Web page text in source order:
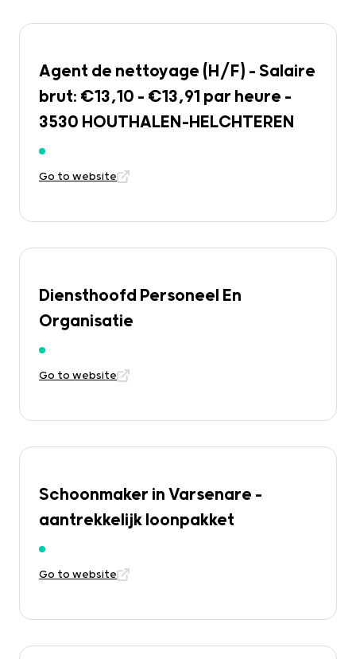
Agent de nettoyage (H/F) – Salaire
brut: €13,10 – €13,91 par heure –
3530 HOUTHALEN-HELCHTEREN
Go to website
Diensthoofd Personeel En
Organisatie
Go to website
Schoonmaker in Varsenare –
aantrekkelijk loonpakket
Go to website